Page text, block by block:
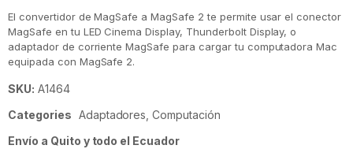
El convertidor de MagSafe a MagSafe 2 te permite usar el conector
MagSafe en tu LED Cinema Display, Thunderbolt Display, o
adaptador de corriente MagSafe para cargar tu computadora Mac
equipada con MagSafe 2.
SKU: A1464
Categories Adaptadores ,Computación
Envío a Quito y todo el Ecuador